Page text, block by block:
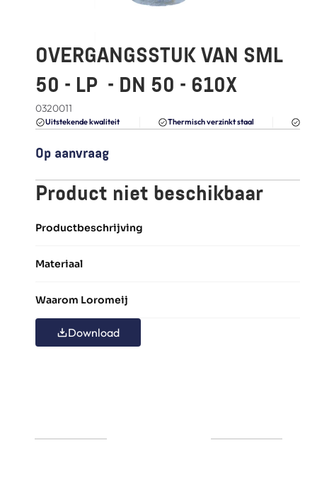
FAQ
Blogs
OVERGANGSSTUK VAN SML
50 - LP  - DN 50 - 610X
0320011
Uitstekende kwaliteit Thermisch verzinkt staal
Op aanvraag
Product niet beschikbaar
Productbeschrijving
Materiaal
Waarom Loromeij
Download